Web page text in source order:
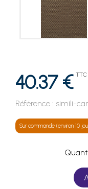
40.37 € TTC
Référence : simili-
Sur commande (environ 10